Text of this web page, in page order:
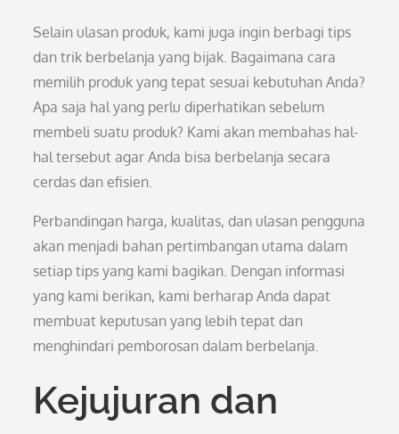
Selain ulasan produk, kami juga ingin berbagi tips
dan trik berbelanja yang bijak. Bagaimana cara
memilih produk yang tepat sesuai kebutuhan Anda?
Apa saja hal yang perlu diperhatikan sebelum
membeli suatu produk? Kami akan membahas hal-
hal tersebut agar Anda bisa berbelanja secara
cerdas dan efisien.
Perbandingan harga, kualitas, dan ulasan pengguna
akan menjadi bahan pertimbangan utama dalam
setiap tips yang kami bagikan. Dengan informasi
yang kami berikan, kami berharap Anda dapat
membuat keputusan yang lebih tepat dan
menghindari pemborosan dalam berbelanja.
Kejujuran dan